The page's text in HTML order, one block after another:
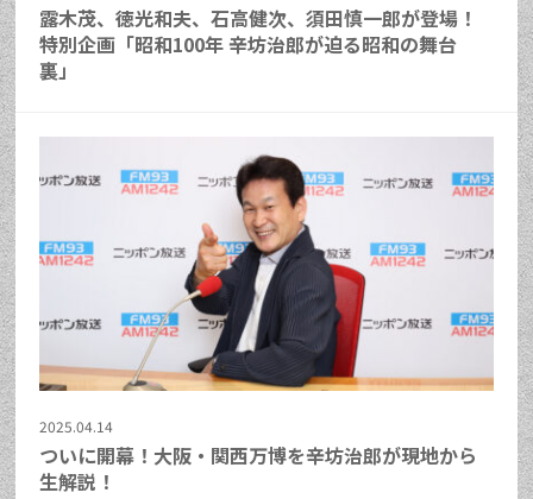
露木茂、徳光和夫、石高健次、須田慎一郎が登場！
特別企画「昭和100年 辛坊治郎が迫る昭和の舞台
裏」
2025.04.14
ついに開幕！大阪・関西万博を辛坊治郎が現地から
生解説！